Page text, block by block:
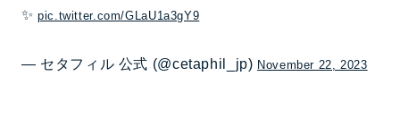
✨pic.twitter.com/GLaU1a3gY9
— セタフィル 公式 (@cetaphil_jp) November 22, 2023